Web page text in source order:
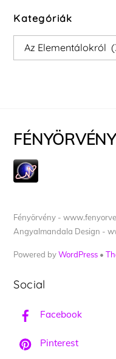
Kategóriák
Kategóriák
FÉNYÖRVÉNY
Fényörvény -
Angyalmandala Design -
Powered byWordPress •
Social
Facebook
Pinterest